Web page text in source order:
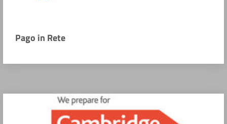
Pago in Rete